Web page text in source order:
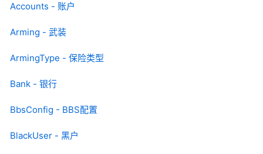
Accounts - 账户
Arming - 武装
ArmingType - 保险类型
Bank - 银行
BbsConfig - BBS配置
BlackUser - 黑户